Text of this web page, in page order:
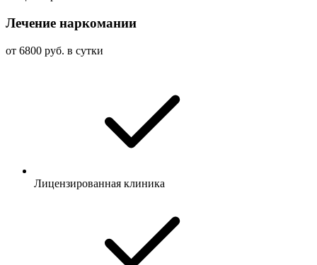
Лечение наркомании
от 6800 руб. в сутки
Лицензированная клиника